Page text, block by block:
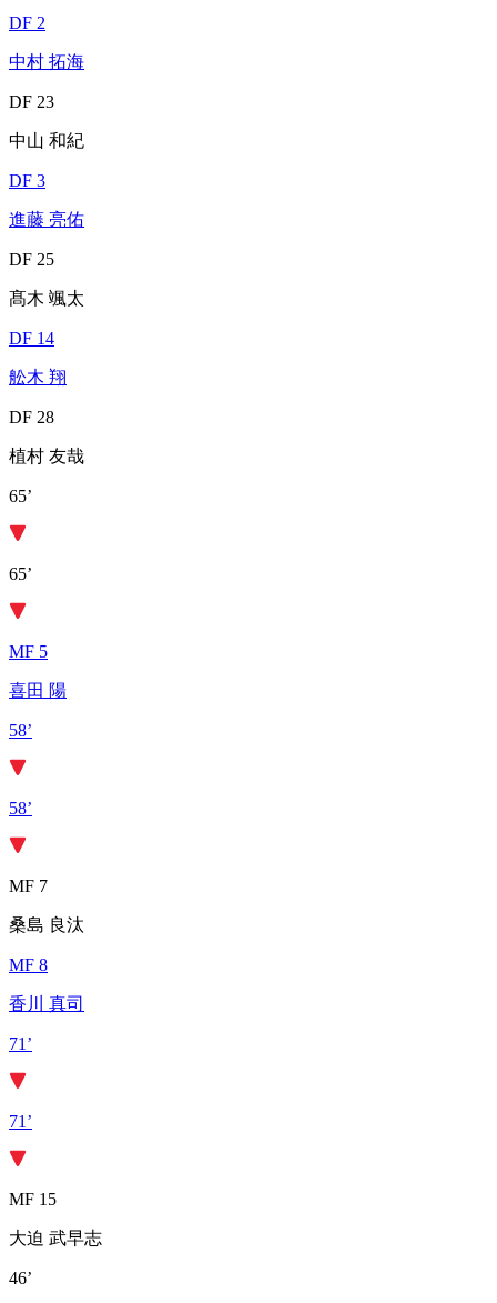
DF 2
中村 拓海
DF 23
中山 和紀
DF 3
進藤 亮佑
DF 25
髙木 颯太
DF 14
舩木 翔
DF 28
植村 友哉
65’
65’
MF 5
喜田 陽
58’
58’
MF 7
桑島 良汰
MF 8
香川 真司
71’
71’
MF 15
大迫 武早志
46’